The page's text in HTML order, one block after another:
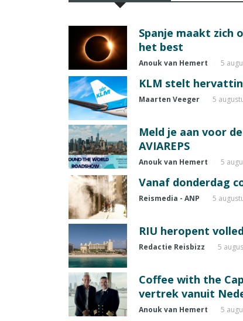
Spanje maakt zich
het best
Anouk van Hemert 5
KLM stelt
Maarten Veeger 5
Meld je aan voor
AVIAREPS
Anouk van Hemert 5
Vanaf donderdag
Reismedia - ANP 5
RIU heropent
Redactie Reisbizz 5
Coffee with the
vertrek vanuit
Anouk van Hemert 5